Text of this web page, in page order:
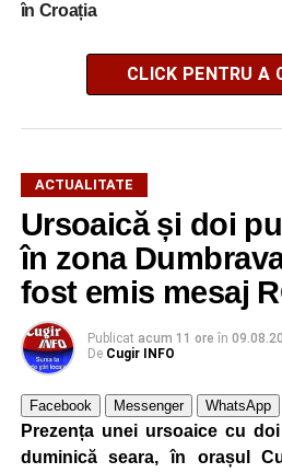
în Croația
CLICK PENTRU A
ACTUALITATE
Ursoaică și doi
în zona
fost emis mesaj
Publicat acum 11 ore în
De Cugir INFO
Facebook Messenger WhatsApp
Prezența unei ursoaice cu
duminică seara, în orașul